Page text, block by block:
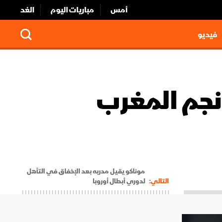
أمس مباريات اليوم
الغد
فيديو
المغرب
التالي:
موناكو يقيل مدربه بعد الإخفاق في التأهل
لدوري أبطال أوروبا